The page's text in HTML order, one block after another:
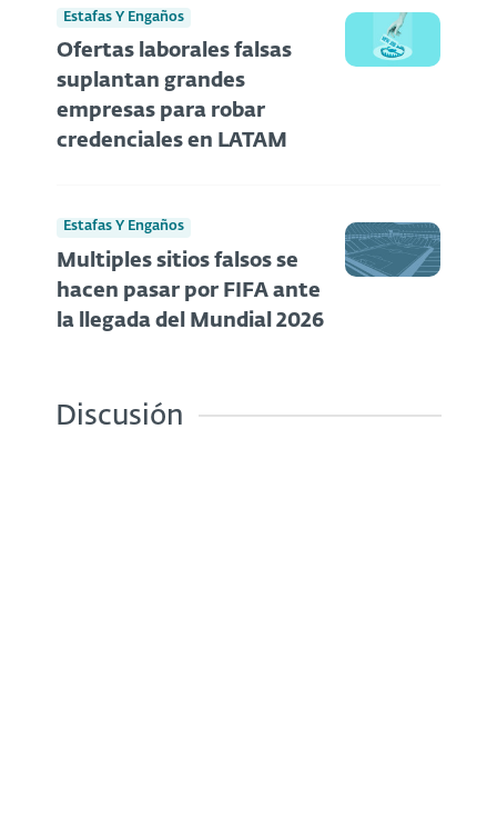
Estafas Y Engaños
Ofertas laborales falsas
suplantan grandes
empresas para robar
credenciales en LATAM
Estafas Y Engaños
Multiples sitios falsos se
hacen pasar por FIFA ante
la llegada del Mundial 2026
Discusión